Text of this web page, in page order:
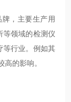
牌，主要生产用
等领域的检测仪
等行业。例如其
的影响。